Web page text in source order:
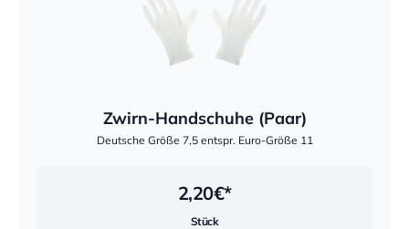
Zwirn-Handschuhe (Paar)
Deutsche Größe 7,5 entspr. Euro-Größe 11
2,20€*
Stück